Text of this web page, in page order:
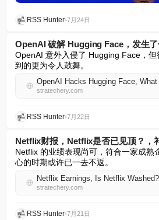
RSS Hunter•7月24日
OpenAI 破解 Hugging Face，发生
OpenAI 意外入侵了 Hugging Face，
到的更为令人鼓舞。
stratechery.com
RSS Hunter•7月22日
Netflix财报，Netflix是否已见顶？，
Netflix 的业绩表现尚可，符合一家成熟
心的时期或许已一去不返。
stratechery.com
RSS Hunter•7月21日